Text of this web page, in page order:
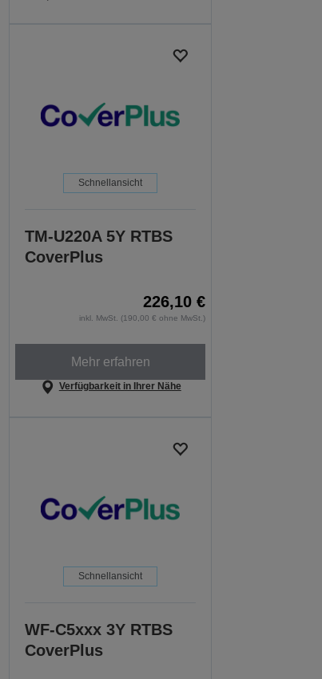
Schnellansicht
TM-U220A 5Y RTBS
CoverPlus
226,10 €
inkl. MwSt. (190,00 € ohne MwSt.)
Mehr erfahren
Verfügbarkeit in Ihrer Nähe
Schnellansicht
WF-C5xxx 3Y RTBS
CoverPlus